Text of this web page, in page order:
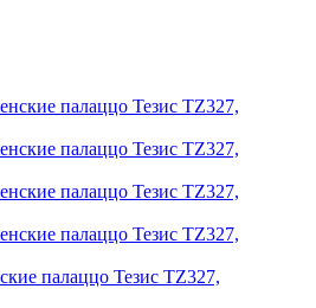
палаццо Тезис TZ327,